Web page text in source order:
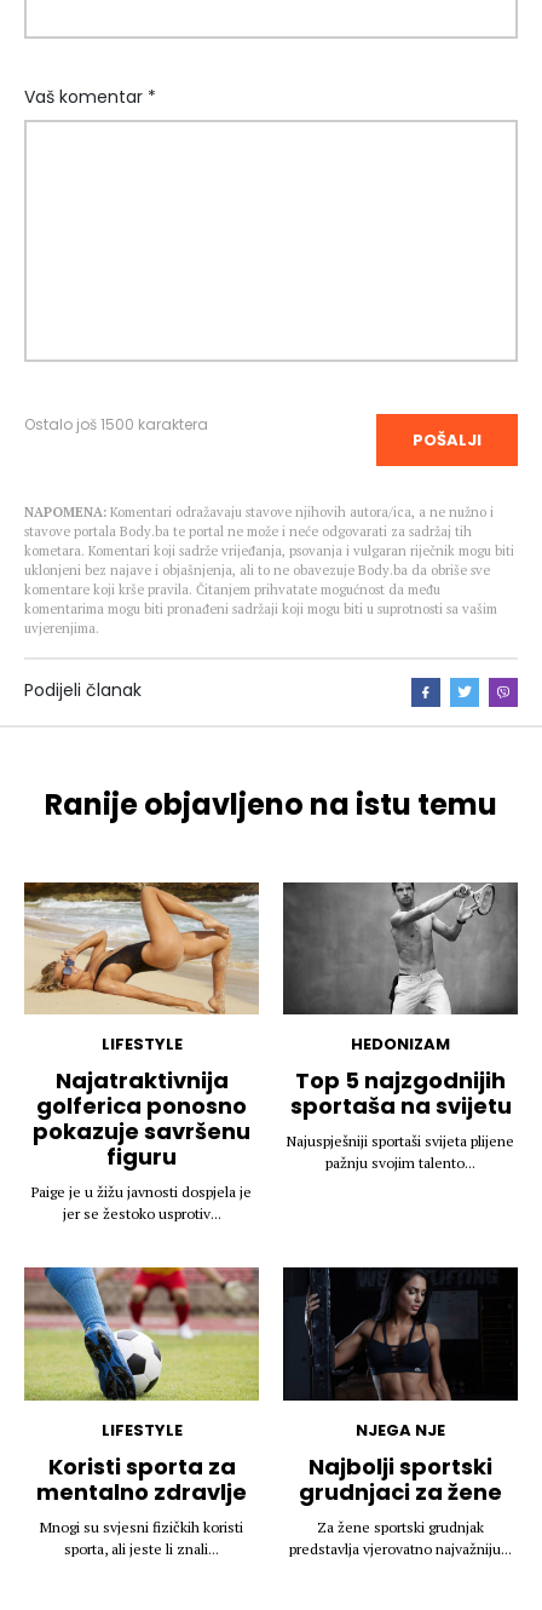
Vaš komentar *
Ostalo još1500 karaktera
POŠALJI
NAPOMENA: Komentari odražavaju stavove njihovih autora/ica, a ne nužno i
stavove portala Body.ba te portal ne može i neće odgovarati za sadržaj tih
kometara. Komentari koji sadrže vrijeđanja, psovanja i vulgaran riječnik mogu biti
uklonjeni bez najave i objašnjenja, ali to ne obavezuje Body.ba da obriše sve
komentare koji krše pravila. Čitanjem prihvatate mogućnost da među
komentarima mogu biti pronađeni sadržaji koji mogu biti u suprotnosti sa vašim
uvjerenjima.
Podijeli članak
Ranije objavljeno na istu temu
LIFESTYLE
Najatraktivnija
golferica ponosno
pokazuje savršenu
figuru
Paige je u žižu javnosti dospjela je
jer se žestoko usprotiv...
HEDONIZAM
Top 5 najzgodnijih
sportaša na svijetu
Najuspješniji sportaši svijeta plijene
pažnju svojim talento...
LIFESTYLE
Koristi sporta za
mentalno zdravlje
Mnogi su svjesni fizičkih koristi
sporta, ali jeste li znali...
NJEGA NJE
Najbolji sportski
grudnjaci za žene
Za žene sportski grudnjak
predstavlja vjerovatno najvažniju...